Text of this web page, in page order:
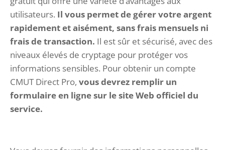
utilisateurs. Il vous permet de gérer votre argent
rapidement et aisément, sans frais mensuels ni
frais de transaction. Il est sûr et sécurisé, avec des
niveaux élevés de cryptage pour protéger vos
informations sensibles. Pour obtenir un compte
CMUT Direct Pro, vous devrez remplir un
formulaire en ligne sur le site Web officiel du
service.